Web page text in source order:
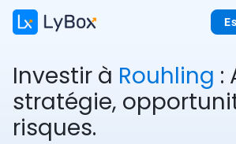
Investir à Rouhling :
stratégie,
risques.